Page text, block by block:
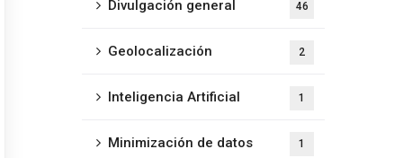
Divulgación general 46
Geolocalización 2
Inteligencia Artificial 1
Minimización de datos 1